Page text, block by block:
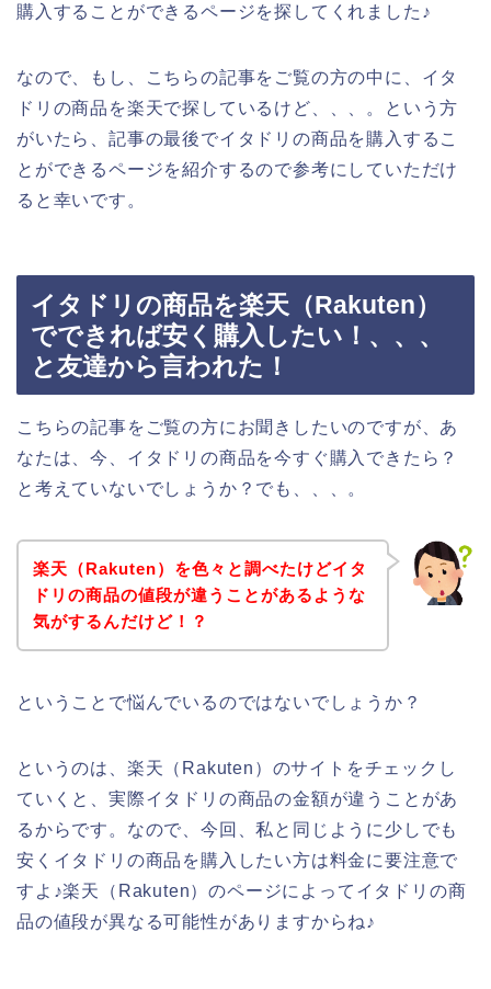
購入することができるページを探してくれました♪
なので、もし、こちらの記事をご覧の方の中に、イタ
ドリの商品を楽天で探しているけど、、、。という方
がいたら、記事の最後でイタドリの商品を購入するこ
とができるページを紹介するので参考にしていただけ
ると幸いです。
イタドリの商品を楽天（Rakuten）
でできれば安く購入したい！、、、
と友達から言われた！
こちらの記事をご覧の方にお聞きしたいのですが、あ
なたは、今、イタドリの商品を今すぐ購入できたら？
と考えていないでしょうか？でも、、、。
楽天（Rakuten）を色々と調べたけどイタ
ドリの商品の値段が違うことがあるような
気がするんだけど！？
ということで悩んでいるのではないでしょうか？
というのは、楽天（Rakuten）のサイトをチェックし
ていくと、実際イタドリの商品の金額が違うことがあ
るからです。なので、今回、私と同じように少しでも
安くイタドリの商品を購入したい方は料金に要注意で
すよ♪楽天（Rakuten）のページによってイタドリの商
品の値段が異なる可能性がありますからね♪